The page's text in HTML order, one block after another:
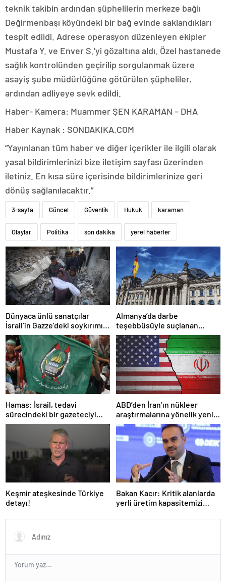
teknik takibin ardından şüphelilerin merkeze bağlı
Değirmenbaşı köyündeki bir bağ evinde saklandıkları
tespit edildi. Adrese operasyon düzenleyen ekipler
Mustafa Y. ve Enver S.’yi gözaltına aldı. Özel hastanede
sağlık kontrolünden geçirilip sorgulanmak üzere
asayiş şube müdürlüğüne götürülen şüpheliler,
ardından adliyeye sevk edildi.
Haber- Kamera: Muammer ŞEN KARAMAN – DHA
Haber Kaynak : SONDAKIKA.COM
“Yayınlanan tüm haber ve diğer içerikler ile ilgili olarak
yasal bildirimlerinizi bize iletişim sayfası üzerinden
iletiniz. En kısa süre içerisinde bildirimlerinize geri
dönüş sağlanılacaktır.”
3-sayfa Güncel Güvenlik Hukuk karaman
Olaylar Politika son dakika yerel haberler
Dünyaca ünlü sanatçılar
İsrail’in Gazze’deki soykırımını
kınadı
Almanya’da darbe
teşebbüsüyle suçlanan
örgüte ait dernek yasaklandı
Hamas: İsrail, tedavi
sürecindeki bir gazeteciyi
öldürerek savaş suçu
ABD’den İran’ın nükleer
araştırmalarına yönelik yeni
yaptırımlar
Keşmir ateşkesinde Türkiye
detayı!
Bakan Kacır: Kritik alanlarda
yerli üretim kapasitemizi